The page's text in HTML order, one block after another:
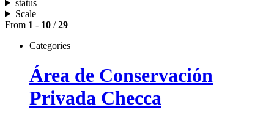
status
Scale
From 1 - 10 /29
Categories
Área de Conservación
Privada Checca